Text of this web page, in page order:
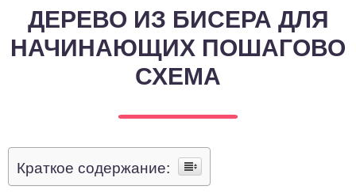
ДЕРЕВО ИЗ БИСЕРА ДЛЯ
НАЧИНАЮЩИХ ПОШАГОВО
СХЕМА
Краткое содержание: